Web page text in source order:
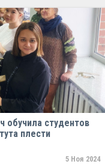
обучила студентов
плести
5 Ноя 2024